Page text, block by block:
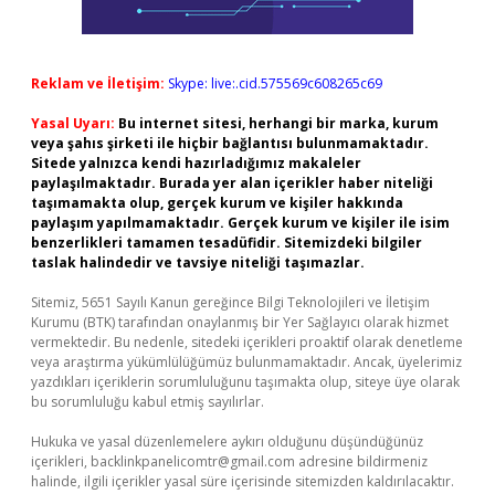
Reklam ve İletişim: Skype: live:.cid.575569c608265c69
Yasal Uyarı: Bu internet sitesi, herhangi bir marka, kurum
veya şahıs şirketi ile hiçbir bağlantısı bulunmamaktadır.
Sitede yalnızca kendi hazırladığımız makaleler
paylaşılmaktadır. Burada yer alan içerikler haber niteliği
taşımamakta olup, gerçek kurum ve kişiler hakkında
paylaşım yapılmamaktadır. Gerçek kurum ve kişiler ile isim
benzerlikleri tamamen tesadüfidir. Sitemizdeki bilgiler
taslak halindedir ve tavsiye niteliği taşımazlar.
Sitemiz, 5651 Sayılı Kanun gereğince Bilgi Teknolojileri ve İletişim
Kurumu (BTK) tarafından onaylanmış bir Yer Sağlayıcı olarak hizmet
vermektedir. Bu nedenle, sitedeki içerikleri proaktif olarak denetleme
veya araştırma yükümlülüğümüz bulunmamaktadır. Ancak, üyelerimiz
yazdıkları içeriklerin sorumluluğunu taşımakta olup, siteye üye olarak
bu sorumluluğu kabul etmiş sayılırlar.
Hukuka ve yasal düzenlemelere aykırı olduğunu düşündüğünüz
içerikleri, backlinkpanelicomtr@gmail.com adresine bildirmeniz
halinde, ilgili içerikler yasal süre içerisinde sitemizden kaldırılacaktır.